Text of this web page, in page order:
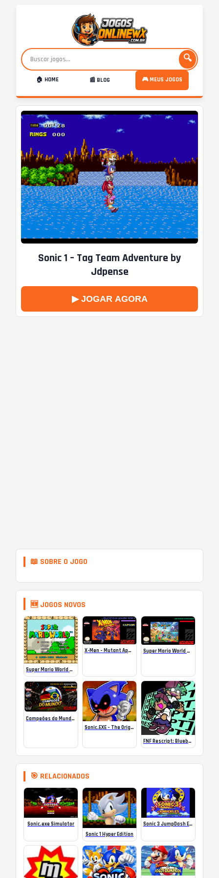
🔍
🏠 HOME 📰 BLOG 🎮 MEUS JOGOS
Sonic 1 – Tag Team Adventure by
Jdpense
▶ JOGAR AGORA
📖 SOBRE O JOGO
🆕 JOGOS NOVOS
Super Mario World SA-1 Online
X-Men – Mutant Apocalypse Rebalanced Online Super Mario World Mix Online
Campeões do Mundo (ISS) Online
Sonic.EXE – The Original Game Online
FNF Rescript: Blueballed
🎯 RELACIONADOS
Sonic.exe Simulator
Sonic 1 Hyper Edition
Sonic 3 JumpDash Edition